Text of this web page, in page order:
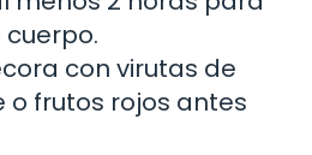
con virutas de
o frutos rojos antes